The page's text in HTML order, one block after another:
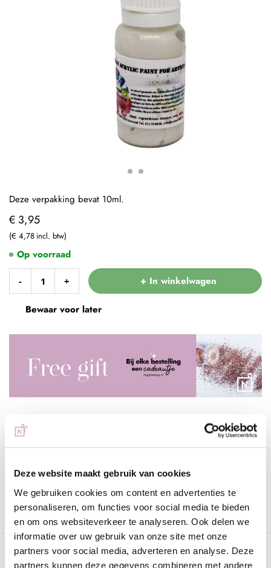
Deze website maakt gebruik van cookies
We gebruiken cookies om content en advertenties te
personaliseren, om functies voor social media te bieden
en om ons websiteverkeer te analyseren. Ook delen we
informatie over uw gebruik van onze site met onze
partners voor social media, adverteren en analyse. Deze
partners kunnen deze gegevens combineren met andere
€ 3,95
€ 4,78
- + + In winkelwagen
Bewaar voor later
Gratis verzending vanaf € 75 excl. btw
Advies nodig? WhatsApp met onze specialisten
Op voorraad
Deze verpakking bevat 10ml.
Omschrijving